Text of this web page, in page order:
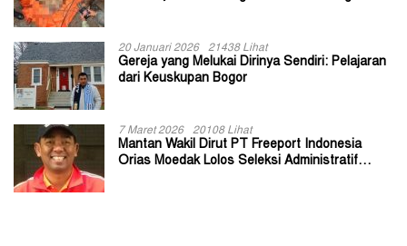
20 Januari 2026 21438 Lihat
Gereja yang Melukai Dirinya Sendiri: Pelajaran
dari Keuskupan Bogor
7 Maret 2026 20108 Lihat
Mantan Wakil Dirut PT Freeport Indonesia
Orias Moedak Lolos Seleksi Administratif